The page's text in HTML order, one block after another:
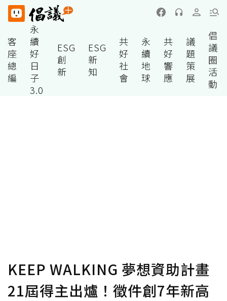
客
座
總
編
永
續
好
日
子
3.0
ESG
創
新
ESG
新
知
共
好
社
會
永
續
地
球
共
好
響
應
議
題
策
展
倡
議
圈
活
動
KEEP WALKING 夢想資助計畫
21屆得主出爐！徵件創7年新高